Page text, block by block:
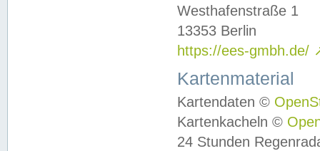
Westhafenstraße 1
13353 Berlin
https://ees-gmbh.de/
Kartenmaterial
Kartendaten ©
Kartenkacheln ©
24 Stunden